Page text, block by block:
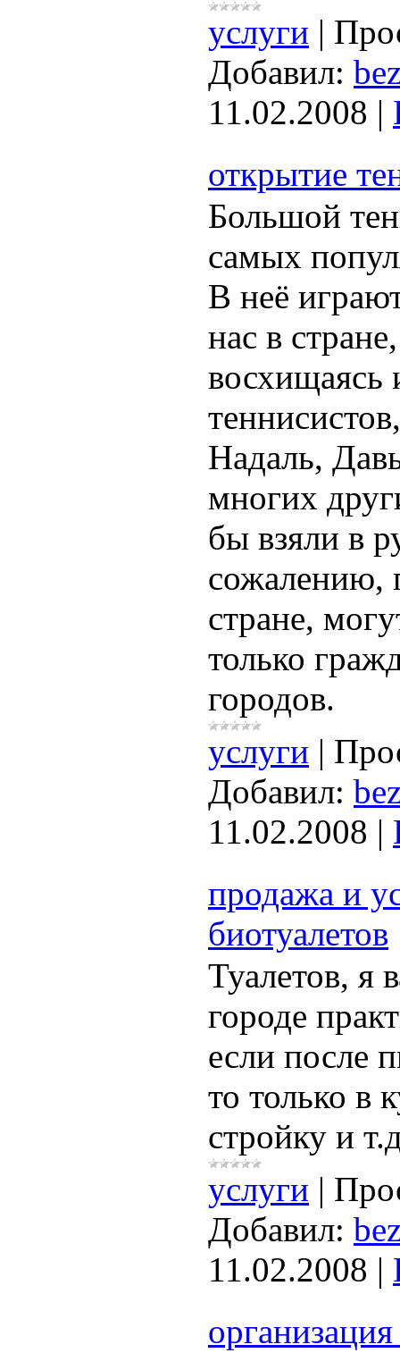
услуги |
Добавил:
11.02.2008 |
открытие
Большой
самых
В неё
нас в
восхищаясь
Надаль,
многих
бы взяли в
сожалению,
стране,
только
городов.
услуги |
Добавил:
11.02.2008 |
продажа и
биотуалетов
Туалетов, я
городе
если после
то только в
стройку и
услуги |
Добавил:
11.02.2008 |